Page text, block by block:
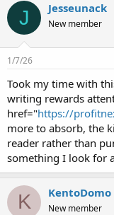
J Jesseunack
New member
1/7/26
Took my time with
writing rewards
href="https://
more to absorb, the
reader rather than
something I look for
K KentoDomo
New member